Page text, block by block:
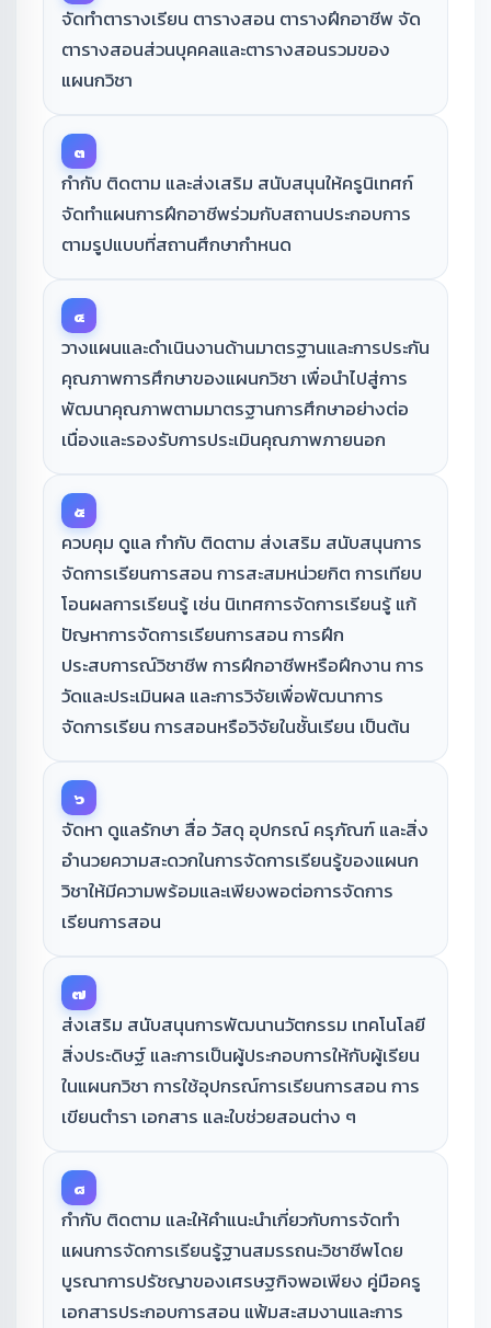
จัดทำตารางเรียน ตารางสอน ตารางฝึกอาชีพ จัด
ตารางสอนส่วนบุคคลและตารางสอนรวมของ
แผนกวิชา
๓
กำกับ ติดตาม และส่งเสริม สนับสนุนให้ครูนิเทศก์
จัดทำแผนการฝึกอาชีพร่วมกับสถานประกอบการ
ตามรูปแบบที่สถานศึกษากำหนด
๔
วางแผนและดำเนินงานด้านมาตรฐานและการประกัน
คุณภาพการศึกษาของแผนกวิชา เพื่อนำไปสู่การ
พัฒนาคุณภาพตามมาตรฐานการศึกษาอย่างต่อ
เนื่องและรองรับการประเมินคุณภาพภายนอก
๕
ควบคุม ดูแล กำกับ ติดตาม ส่งเสริม สนับสนุนการ
จัดการเรียนการสอน การสะสมหน่วยกิต การเทียบ
โอนผลการเรียนรู้ เช่น นิเทศการจัดการเรียนรู้ แก้
ปัญหาการจัดการเรียนการสอน การฝึก
ประสบการณ์วิชาชีพ การฝึกอาชีพหรือฝึกงาน การ
วัดและประเมินผล และการวิจัยเพื่อพัฒนาการ
จัดการเรียน การสอนหรือวิจัยในชั้นเรียน เป็นต้น
๖
จัดหา ดูแลรักษา สื่อ วัสดุ อุปกรณ์ ครุภัณฑ์ และสิ่ง
อำนวยความสะดวกในการจัดการเรียนรู้ของแผนก
วิชาให้มีความพร้อมและเพียงพอต่อการจัดการ
เรียนการสอน
๗
ส่งเสริม สนับสนุนการพัฒนานวัตกรรม เทคโนโลยี
สิ่งประดิษฐ์ และการเป็นผู้ประกอบการให้กับผู้เรียน
ในแผนกวิชา การใช้อุปกรณ์การเรียนการสอน การ
เขียนตำรา เอกสาร และใบช่วยสอนต่าง ๆ
๘
กำกับ ติดตาม และให้คำแนะนำเกี่ยวกับการจัดทำ
แผนการจัดการเรียนรู้ฐานสมรรถนะวิชาชีพโดย
บูรณาการปรัชญาของเศรษฐกิจพอเพียง คู่มือครู
เอกสารประกอบการสอน แฟ้มสะสมงานและการ